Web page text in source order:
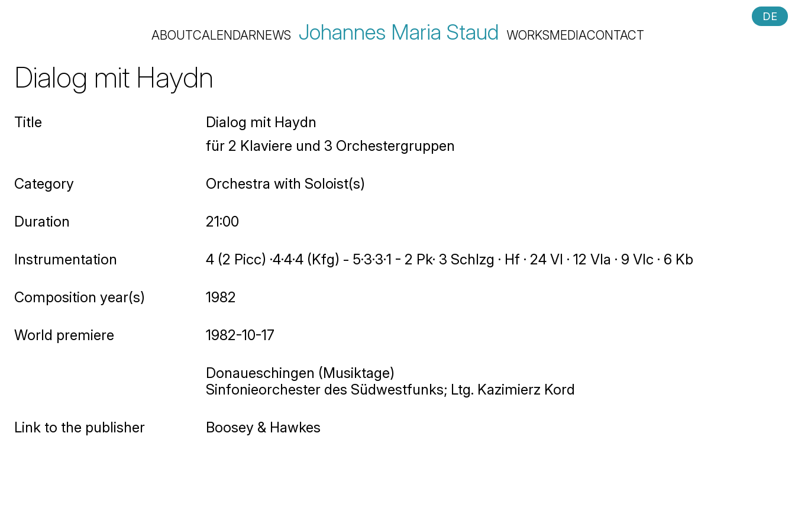
DE
ABOUTCALENDARNEWS Johannes Maria Staud WORKSMEDIACONTACT
Dialog mit Haydn
Title
Dialog mit Haydn
für 2 Klaviere und 3 Orchestergruppen
Category Orchestra with Soloist(s)
Duration 21:00
Instrumentation 4 (2 Picc) ·4·4·4 (Kfg) - 5·3·3·1 - 2 Pk· 3 Schlzg · Hf · 24 Vl · 12 Vla · 9 Vlc · 6 Kb
Composition year(s) 1982
World premiere 1982-10-17
Donaueschingen (Musiktage)
Sinfonieorchester des Südwestfunks; Ltg. Kazimierz Kord
Link to the publisher Boosey & Hawkes